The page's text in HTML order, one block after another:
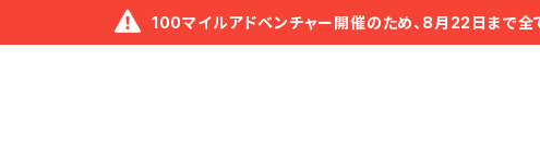
100マイルアドベンチャー開催のため、8月22日まで全